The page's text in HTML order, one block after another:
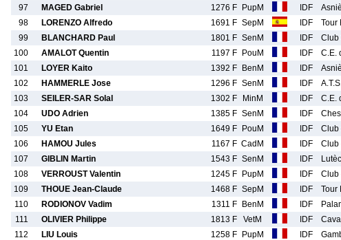
97
MAGED Gabriel 1276 F PupM IDF
98
LORENZO Alfredo 1691 F SepM IDF Tour
99
BLANCHARD Paul 1801 F SenM IDF Club
100
AMALOT Quentin 1197 F PouM IDF C.E.
101
LOYER Kaito 1392 F BenM IDF
102
HAMMERLE Jose 1296 F SenM IDF
103
SEILER-SAR Solal 1302 F MinM IDF C.E.
104
UDO Adrien 1385 F SenM IDF
105
YU Etan 1649 F PouM IDF Club
106
HAMOU Jules 1167 F CadM IDF Club
107
GIBLIN Martin 1543 F SenM IDF
108
VERROUST Valentin 1245 F PupM IDF Club
109
THOUE Jean-Claude 1468 F SepM IDF Tour
110
RODIONOV Vadim 1311 F BenM IDF
111
OLIVIER Philippe 1813 F VetM IDF
112
LIU Louis 1258 F PupM IDF